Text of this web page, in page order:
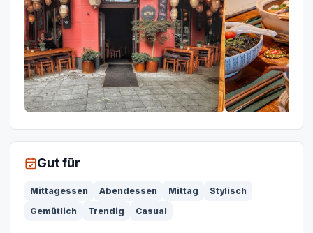
Gut für
Mittagessen Abendessen Mittag
Stylisch
Gemütlich
Trendig Casual